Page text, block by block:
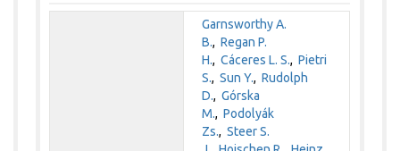
Garnsworthy A.
B.,Regan P.
H.,Cáceres L. S.,Pietri
S.,Sun Y.,Rudolph
D.,Górska
M.,Podolyák
Zs.,Steer S.